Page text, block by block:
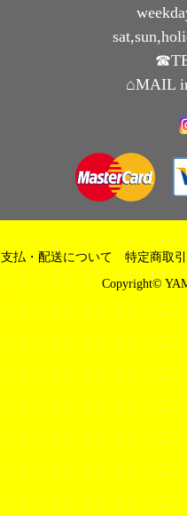
⌂MAIL
支払・配送について
特定商取
Copyright©